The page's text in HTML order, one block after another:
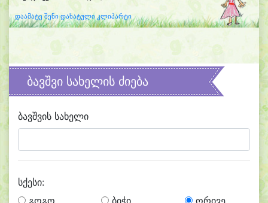
დაამატე შენი დახატული კლიპარტი
ბავშვი სახელის ძიება
ბავშვის სახელი
სქესი:
გოგო
ბიჭი ორივე